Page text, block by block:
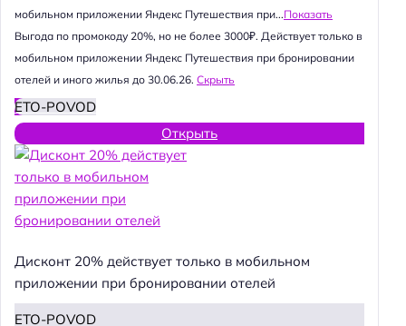
мобильном приложении Яндекс Путешествия при...Показать
Выгода по промокоду 20%, но не более 3000₽. Действует только в
мобильном приложении Яндекс Путешествия при бронировании
отелей и иного жилья до 30.06.26. Скрыть
ETO-POVOD
Открыть
Дисконт 20% действует только в мобильном
приложении при бронировании отелей
ETO-POVOD